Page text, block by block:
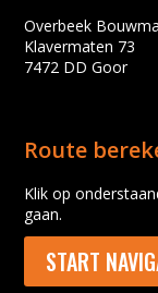
Overbeek
Klavermaten 73
7472 DD Goor
Route
Klik op
gaan.
START